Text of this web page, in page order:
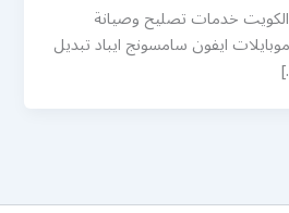
خدمات تصليح وصيانة
ايفون سامسونج ايباد تبديل